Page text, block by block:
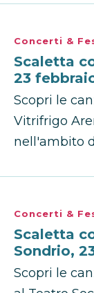
Concerti &
Scaletta
23
Scopri le
Vitrifrigo
nell'ambito
Concerti &
Scaletta
Sondrio,
Scopri le